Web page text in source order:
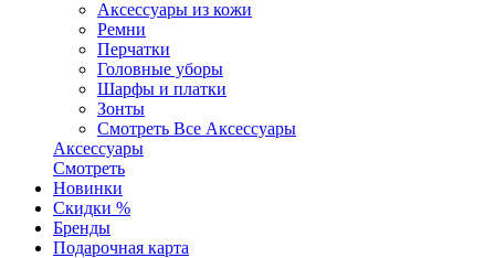
Аксессуары из кожи
Ремни
Перчатки
Головные уборы
Шарфы и платки
Зонты
Смотреть Все Аксессуары
Аксессуары
Смотреть
Новинки
Скидки %
Бренды
Подарочная карта